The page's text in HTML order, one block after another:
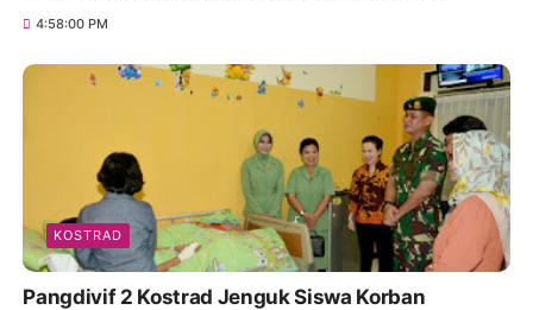
4:58:00 PM
KOSTRAD
Pangdivif 2 Kostrad Jenguk Siswa Korban